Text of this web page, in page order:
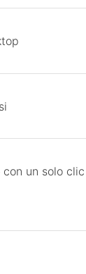
un solo clic